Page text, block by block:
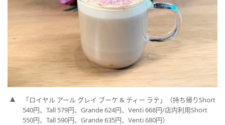
「ロイヤル アール グレイ ブーケ & ティー ラテ」（持ち帰りShort
540円、Tall 579円、Grande 624円、Venti 668円/店内利用Short
550円、Tall 590円、Grande 635円、Venti 680円）